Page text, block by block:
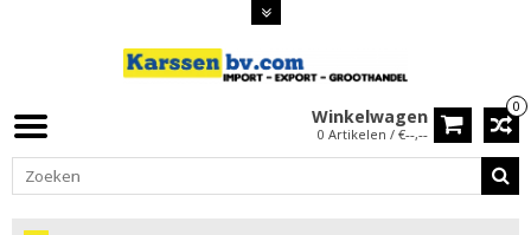
0
Winkelwagen
0 Artikelen / €--,--